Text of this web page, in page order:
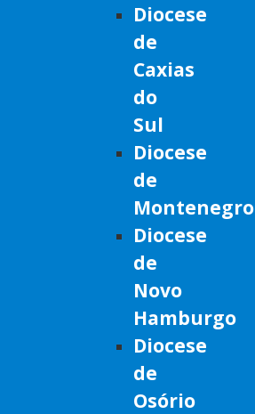
Diocese
de
Caxias
do
Sul
Diocese
de
Montenegro
Diocese
de
Novo
Hamburgo
Diocese
de
Osório